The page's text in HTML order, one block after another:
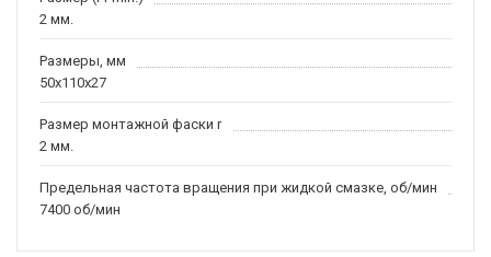
2 мм.
Размеры, мм
50x110x27
Размер монтажной фаски r
2 мм.
Предельная частота вращения при жидкой смазке, об/мин
7400 об/мин